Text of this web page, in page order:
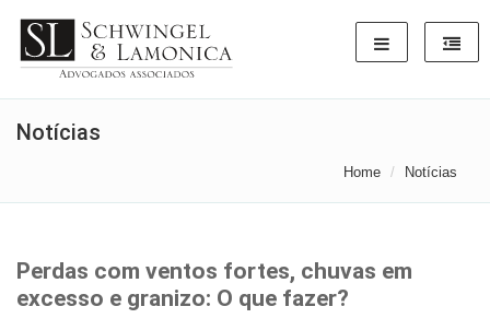
Notícias
Home Notícias
Perdas com ventos fortes, chuvas em
excesso e granizo: O que fazer?